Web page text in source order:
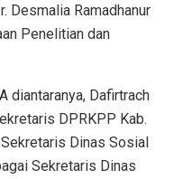
Desmalia Ramadhanur
Penelitian dan
diantaranya, Dafirtrach
DPRKPP Kab.
Dinas Sosial
Sekretaris Dinas